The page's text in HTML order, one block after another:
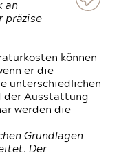
an
präzise
können
er die
unterschiedlichen
der Ausstattung
werden die
Grundlagen
Der